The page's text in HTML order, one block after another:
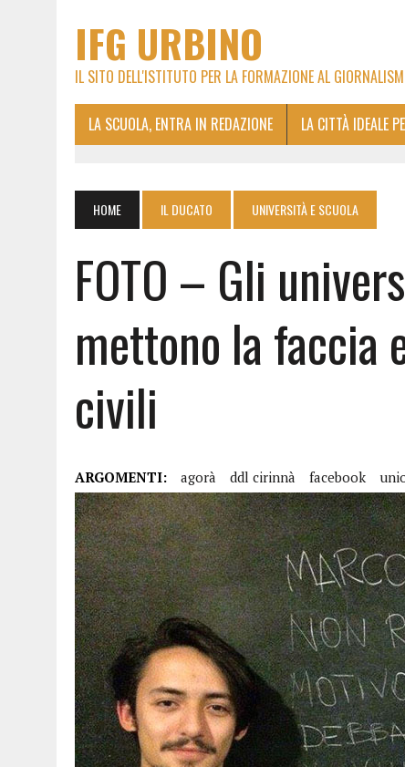
IFG URBINO
IL SITO DELL'ISTITUTO PER LA FORMAZIONE AL
LA SCUOLA, ENTRA IN REDAZIONE LA CITTÀ IDEALE
HOME IL DUCATO UNIVERSITÀ E SCUOLA
FOTO – Gli
mettono la faccia
civili
ARGOMENTI: agorà ddl cirinnà facebook